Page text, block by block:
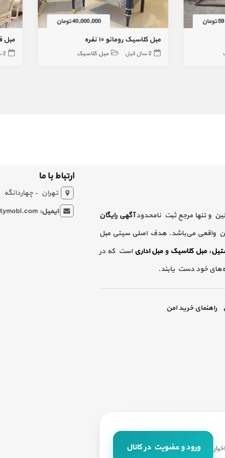
40,000,000 تومان
مبل کلاسیک رومانو ۱۰ نفره
2 سال قبل مبل کلاسیک
مبل
2 سال قبل
و تنها مرجع ثبت نامحدودآگهی رایگان
واقعی می‌باشد. هدف اصلی سیتی مبل
،مبل کلاسیک ومبل اداری است که در
خود دست یابند.
راهنمای خرید امن
ورود و عضویت در کانال
ارتباط با ما
تهران - چهاردانگه
ایمیل: